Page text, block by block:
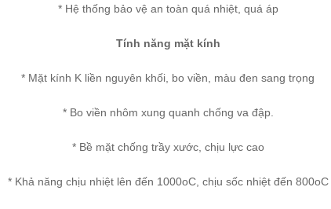
* Hệ thống bảo vệ an toàn quá nhiệt, quá áp
Tính năng mặt kính
* Mặt kính K liền nguyên khối, bo viền, màu đen sang trọng
* Bo viền nhôm xung quanh chống va đập.
* Bề mặt chống trầy xước, chịu lực cao
* Khả năng chịu nhiệt lên đến 1000oC, chịu sốc nhiệt đến 800oC